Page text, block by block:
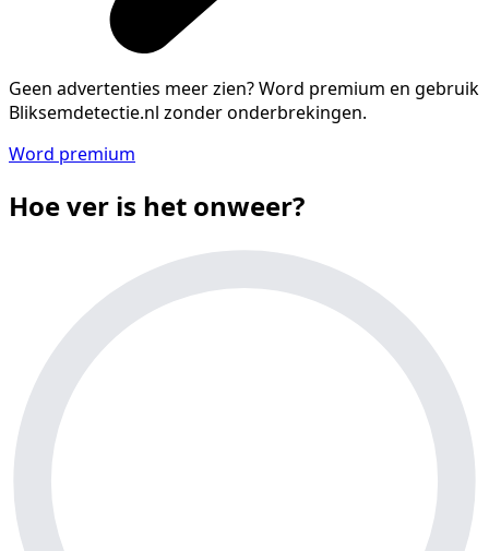
Geen advertenties meer zien?Word premium en gebruik
Bliksemdetectie.nl zonder onderbrekingen.
Word premium
Hoe ver is het onweer?